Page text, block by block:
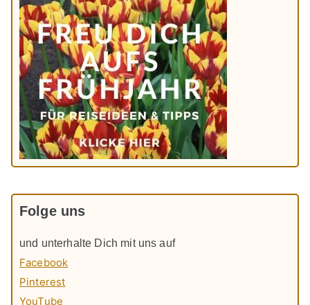
Folge uns
und unterhalte Dich mit uns auf
Facebook
Pinterest
YouTube